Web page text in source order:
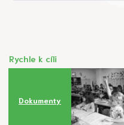
Rychle k cíli
Dokumenty